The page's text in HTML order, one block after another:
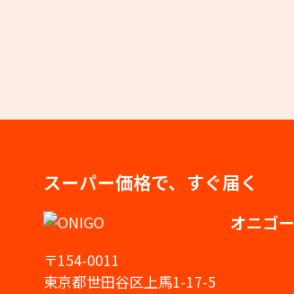
スーパー価格で、すぐ届く
オニゴー
〒154-0011
東京都世田谷区上馬1-17-5